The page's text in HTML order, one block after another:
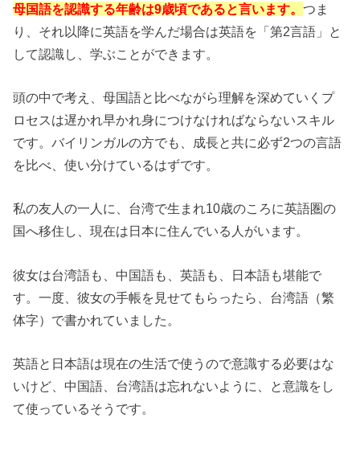
母国語を認識する年齢は9歳頃であると言います。つま
り、それ以降に英語を学んだ場合は英語を「第2言語」と
して認識し、学ぶことができます。
頭の中で考え、母国語と比べながら理解を深めていくプ
ロセスは遅かれ早かれ身につけなければならないスキル
です。バイリンガルの方でも、成長と共に必ず2つの言語
を比べ、使い分けているはずです。
私の友人の一人に、台湾で生まれ10歳のころに英語圏の
国へ移住し、現在は日本に住んでいる人がいます。
彼女は台湾語も、中国語も、英語も、日本語も堪能で
す。一度、彼女の手帳を見せてもらったら、台湾語（繁
体字）で書かれていました。
英語と日本語は現在の生活で使うので意識する必要はな
いけど、中国語、台湾語は忘れないように、と意識をし
て使っているそうです。